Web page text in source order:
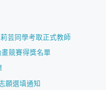
芸同學考取正式教師
競賽得獎名單
願選填通知